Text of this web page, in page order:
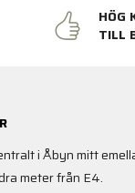
HÖG
TILL
i Åbyn mitt
meter från E4.